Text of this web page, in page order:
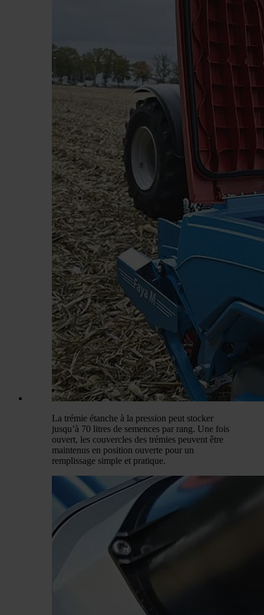
La trémie étanche à la pression peut stocker
jusqu’à 70 litres de semences par rang. Une fois
ouvert, les couvercles des trémies peuvent être
maintenus en position ouverte pour un
remplissage simple et pratique.